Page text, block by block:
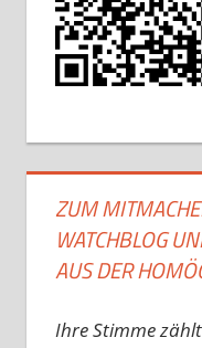
ZUM
WATCHBLOG
AUS DER
Ihre Stimme